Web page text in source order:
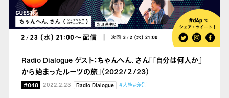
Radio Dialogue ゲスト：ちゃんへん. さん「『自分は何人か』
から始まったルーツの旅」（2022/２/23）
#048 2022.2.23 Radio Dialogue #人権#差別